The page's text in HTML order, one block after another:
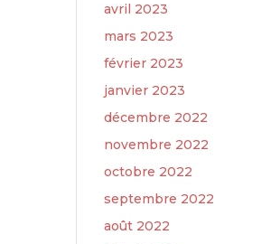
avril 2023
mars 2023
février 2023
janvier 2023
décembre 2022
novembre 2022
octobre 2022
septembre 2022
août 2022